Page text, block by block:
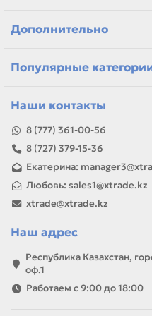
самовывоз и
Если параметры в
или задачей, товар можно
запаса.
Дополнительно
Популярные
Наши контакты
8 (777) 361-00-56
8 (727) 379-15-36
Екатерина:
Любовь: sales1@xtrade.kz
xtrade@xtrade.kz
Наш адрес
Республика Казахстан,
оф.1
Работаем с 9:00 до 18:00